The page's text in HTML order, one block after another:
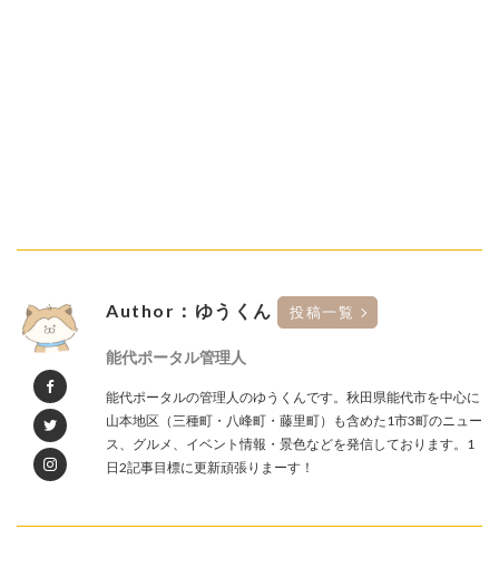
Author：ゆうくん 投稿一覧
能代ポータル管理人
能代ポータルの管理人のゆうくんです。秋田県能代市を中心に
山本地区（三種町・八峰町・藤里町）も含めた1市3町のニュー
ス、グルメ、イベント情報・景色などを発信しております。1
日2記事目標に更新頑張りまーす！